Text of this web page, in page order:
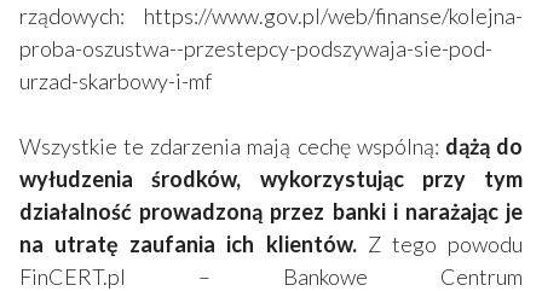
rządowych: https://www.gov.pl/web/finanse/kolejna-
proba-oszustwa--przestepcy-podszywaja-sie-pod-
urzad-skarbowy-i-mf
Wszystkie te zdarzenia mają cechę wspólną: dążą do
wyłudzenia środków, wykorzystując przy tym
działalność prowadzoną przez banki i narażając je
na utratę zaufania ich klientów. Z tego powodu
FinCERT.pl – Bankowe Centrum